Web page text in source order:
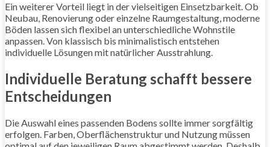
Ein weiterer Vorteil liegt in der vielseitigen Einsetzbarkeit. Ob
Neubau, Renovierung oder einzelne Raumgestaltung, moderne
Böden lassen sich flexibel an unterschiedliche Wohnstile
anpassen. Von klassisch bis minimalistisch entstehen
individuelle Lösungen mit natürlicher Ausstrahlung.
Individuelle Beratung schafft bessere
Entscheidungen
Die Auswahl eines passenden Bodens sollte immer sorgfältig
erfolgen. Farben, Oberflächenstruktur und Nutzung müssen